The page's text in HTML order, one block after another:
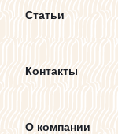
Статьи
Контакты
О компании